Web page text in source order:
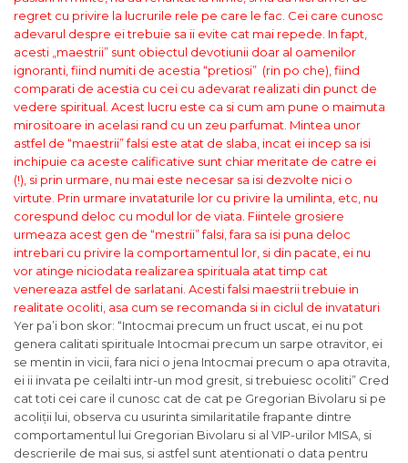
regret cu privire la lucrurile rele pe care le fac. Cei care cunosc
adevarul despre ei trebuie sa ii evite cat mai repede. In fapt,
acesti „maestrii” sunt obiectul devotiunii doar al oamenilor
ignoranti, fiind numiti de acestia “pretiosi” (rin po che), fiind
comparati de acestia cu cei cu adevarat realizati din punct de
vedere spiritual. Acest lucru este ca si cum am pune o maimuta
mirositoare in acelasi rand cu un zeu parfumat. Mintea unor
astfel de “maestrii” falsi este atat de slaba, incat ei incep sa isi
inchipuie ca aceste calificative sunt chiar meritate de catre ei
(!), si prin urmare, nu mai este necesar sa isi dezvolte nici o
virtute. Prin urmare invataturile lor cu privire la umilinta, etc, nu
corespund deloc cu modul lor de viata. Fiintele grosiere
urmeaza acest gen de “mestrii” falsi, fara sa isi puna deloc
intrebari cu privire la comportamentul lor, si din pacate, ei nu
vor atinge niciodata realizarea spirituala atat timp cat
venereaza astfel de sarlatani. Acesti falsi maestrii trebuie in
realitate ocoliti, asa cum se recomanda si in ciclul de invataturi
Yer pa’i bon skor: “Intocmai precum un fruct uscat, ei nu pot
genera calitati spirituale Intocmai precum un sarpe otravitor, ei
se mentin in vicii, fara nici o jena Intocmai precum o apa otravita,
ei ii invata pe ceilalti intr-un mod gresit, si trebuiesc ocoliti” Cred
cat toti cei care il cunosc cat de cat pe Gregorian Bivolaru si pe
acoliții lui, observa cu usurinta similaritatile frapante dintre
comportamentul lui Gregorian Bivolaru si al VIP-urilor MISA, si
descrierile de mai sus, si astfel sunt atentionati o data pentru